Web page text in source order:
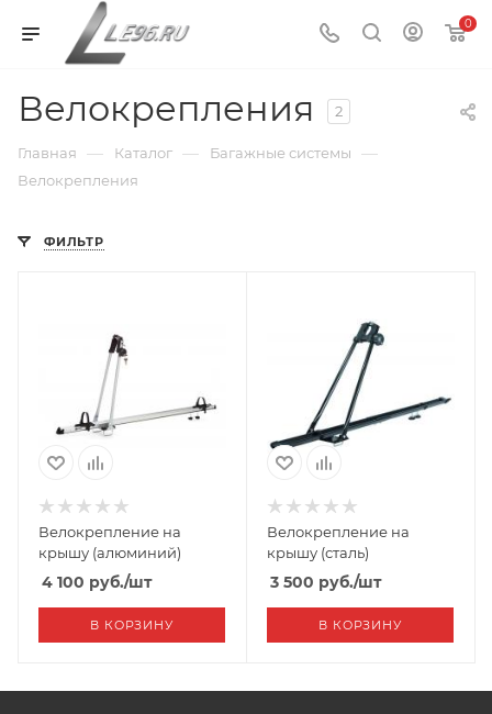
0
Велокрепления 2
Главная — Каталог — Багажные системы —
Велокрепления
ФИЛЬТР
Велокрепление на
крышу (алюминий)
4 100 руб./шт
В КОРЗИНУ
Велокрепление на
крышу (сталь)
3 500 руб./шт
В КОРЗИНУ